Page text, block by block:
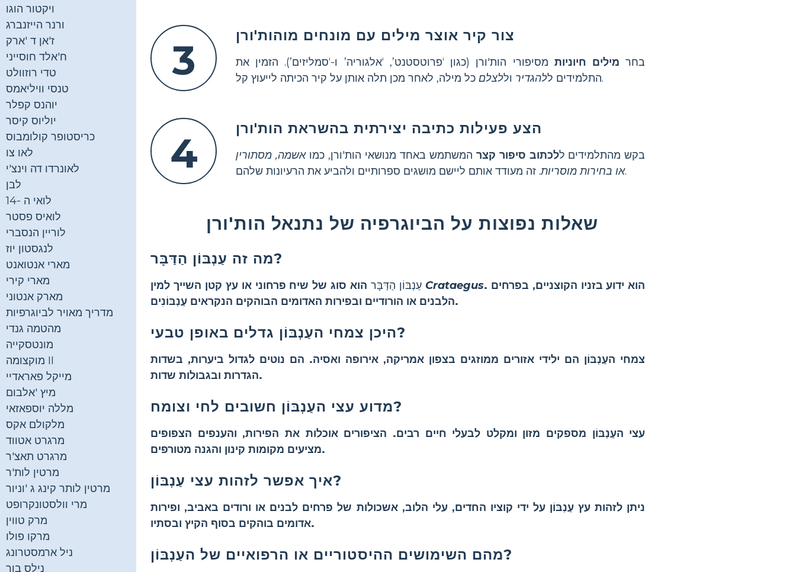
ויקטור הוגו
ורנר הייזנברג
ז'אן ד 'ארק
ח'אלד חוסייני
טדי רוזוולט
טנסי וויליאמס
יוהנס קפלר
יוליוס קיסר
כריסטופר קולומבוס
לאו צו
לאונרדו דה וינצ'י
לבן
לואי ה -14
לואיס פסטר
לוריין הנסברי
לנגסטון יוז
מארי אנטואנט
מארי קירי
מארק אנטוני
מדריך מאויר לביוגרפיות
מהטמה גנדי
מונטסקייה
מוקצומה II
מייקל פאראדיי
מיץ 'אלבום
מללה יוספאזאי
מלקולם אקס
מרגרט אטווד
מרגרט תאצ'ר
מרטין לות'ר
מרטין לותר קינג ג 'וניור
מרי וולסטונקרופט
מרק טווין
מרקו פולו
ניל ארמסטרונג
נילס בור
3
צור קיר אוצר מילים עם מונחים מוהות'ורן
בחר מילים חיוניות מסיפורי הות'ורן (כגון ‘פרוטסטנט’, ‘אלגוריה’ ו-‘סמליזים’). הזמין את
התלמידים ללהגדיר וללצלם כל מילה, לאחר מכן תלה אותן על קיר הכיתה לייעוץ קל.
4
הצע פעילות כתיבה יצירתית בהשראת הות'ורן
בקש מהתלמידים ללכתוב סיפור קצר המשתמש באחד מנושאי הות'ורן, כמואשמה, מסתורין
או בחירות מוסריות. זה מעודד אותם ליישם מושגים ספרותיים ולהביע את הרעיונות שלהם.
שאלות נפוצות על הביוגרפיה של נתנאל הות'ורן
מה זה עַנְבּוֹן הַדַּבָּר?
עַנְבּוֹן הַדַּבָּרהוא סוג של שיח פרחוני או עץ קטן השייך למין Crataegus. הוא ידוע בזניו הקוצניים, בפרחים
הלבנים או הורודיים ובפירות האדומים הבוהקים הנקראים עַנְבּוֹנִים.
היכן צמחי העַנְבּוֹן גדלים באופן טבעי?
צמחי העַנְבּוֹן הם ילידי אזורים ממוזגים בצפון אמריקה, אירופה ואסיה. הם נוטים לגדול ביערות, בשדות
הגדרות ובגבולות שדות.
מדוע עצי העַנְבּוֹן חשובים לחי וצומח?
עצי העַנְבּוֹן מספקים מזון ומקלט לבעלי חיים רבים. הציפורים אוכלות את הפירות, והענפים הצפופים
מציעים מקומות קינון והגנה מטורפים.
איך אפשר לזהות עצי עַנְבּוֹן?
ניתן לזהות עץ עַנְבּוֹן על ידי קוציו החדים, עלי הלוב, אשכולות של פרחים לבנים או ורודים באביב, ופירות
אדומים בוהקים בסוף הקיץ ובסתיו.
מהם השימושים ההיסטוריים או הרפואיים של העַנְבּוֹן?